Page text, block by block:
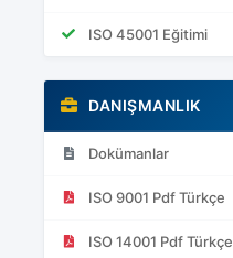
ISO 45001 Eğitimi
DANIŞMANLIK
Dokümanlar
ISO 9001 Pdf Türkçe
ISO 14001 Pdf Türkçe